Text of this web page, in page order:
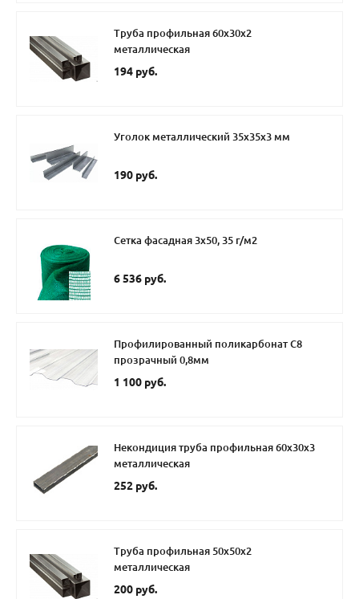
Труба профильная 60х30х2
металлическая
194 руб.
Уголок металлический 35х35х3 мм
190 руб.
Сетка фасадная 3х50, 35 г/м2
6 536 руб.
Профилированный поликарбонат С8
прозрачный 0,8мм
1 100 руб.
Некондиция труба профильная 60х30х3
металлическая
252 руб.
Труба профильная 50х50х2
металлическая
200 руб.